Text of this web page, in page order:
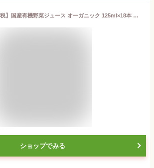
【ふるさと納税】国産有機野菜ジュース オーガニック 125ml×18本 光食品 株式会社《30日以内順次出荷(土日祝除く)》野菜ジュース 有機 缶 国産 ジュース 飲料 徳島県 上板町
ショップでみる